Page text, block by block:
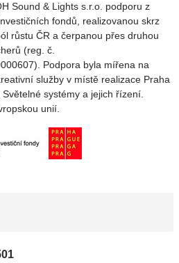
Sound & Lights s.r.o. podporu z
fondů, realizovanou skrz
růstu ČR a čerpanou přes druhou
(reg. č.
Podpora byla mířena na
služby v místě realizace Praha
systémy a jejich řízení.
unií.